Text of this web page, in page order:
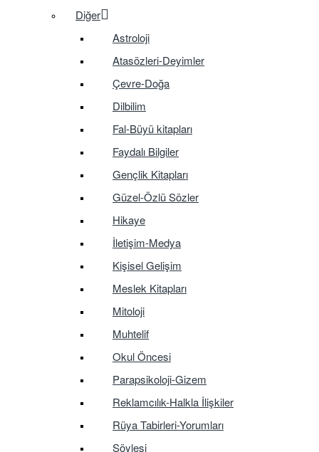
Diğer
Astroloji
Atasözleri-Deyimler
Çevre-Doğa
Dilbilim
Fal-Büyü kitapları
Faydalı Bilgiler
Gençlik Kitapları
Güzel-Özlü Sözler
Hikaye
İletişim-Medya
Kişisel Gelişim
Meslek Kitapları
Mitoloji
Muhtelif
Okul Öncesi
Parapsikoloji-Gizem
Reklamcılık-Halkla İlişkiler
Rüya Tabirleri-Yorumları
Söyleşi